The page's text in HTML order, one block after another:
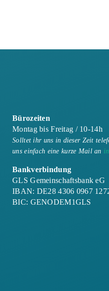
Bürozeiten
Montag bis Freitag / 10-14h
Solltet ihr uns in dieser Zeit
uns einfach eine kurze Mail an
Bankverbindung
GLS Gemeinschaftsbank eG
IBAN: DE28 4306 0967
BIC: GENODEM1GLS